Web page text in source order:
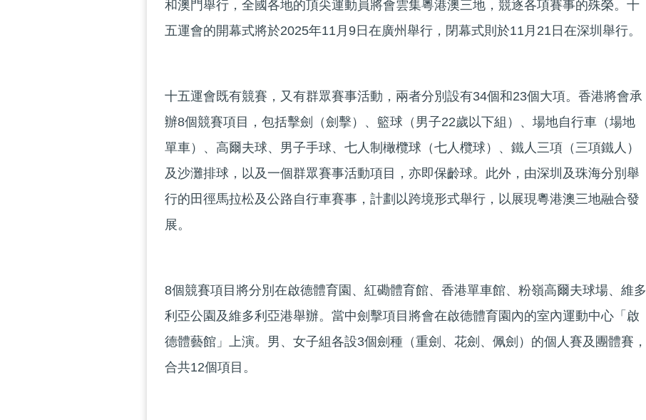
和澳門舉行，全國各地的頂尖運動員將會雲集粵港澳三地，競逐各項賽事的殊榮。十
五運會的開幕式將於2025年11月9日在廣州舉行，閉幕式則於11月21日在深圳舉行。
十五運會既有競賽，又有群眾賽事活動，兩者分別設有34個和23個大項。香港將會承
辦8個競賽項目，包括擊劍（劍擊）、籃球（男子22歲以下組）、場地自行車（場地
單車）、高爾夫球、男子手球、七人制橄欖球（七人欖球）、鐵人三項（三項鐵人）
及沙灘排球，以及一個群眾賽事活動項目，亦即保齡球。此外，由深圳及珠海分別舉
行的田徑馬拉松及公路自行車賽事，計劃以跨境形式舉行，以展現粵港澳三地融合發
展。
8個競賽項目將分別在啟德體育園、紅磡體育館、香港單車館、粉嶺高爾夫球場、維多
利亞公園及維多利亞港舉辦。當中劍擊項目將會在啟德體育園內的室內運動中心「啟
德體藝館」上演。男、女子組各設3個劍種（重劍、花劍、佩劍）的個人賽及團體賽，
合共12個項目。